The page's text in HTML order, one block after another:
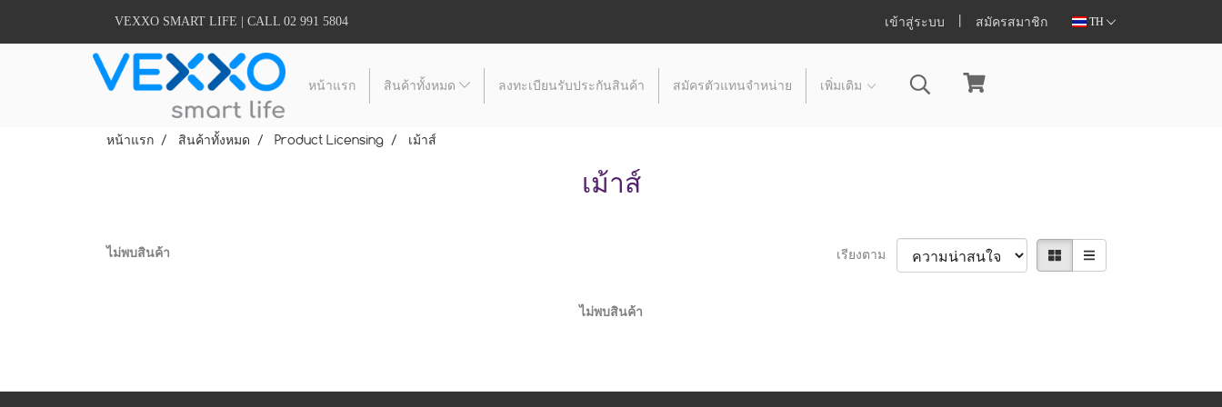
VEXXO SMART LIFE | CALL 02 991 5804 เข้าสู่ระบบ สมัครสมาชิก TH
หน้าแรก สินค้าทั้งหมด ลงทะเบียนรับประกันสินค้า สมัครตัวแทนจำหน่าย เพิ่มเติม
หน้าแรก สินค้าทั้งหมด Product Licensing เม้าส์
เม้าส์
ไม่พบสินค้า เรียงตาม
ไม่พบสินค้า